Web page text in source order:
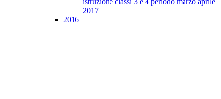
istruzione classi 3 e 4 periodo marzo aprile
2017
2016